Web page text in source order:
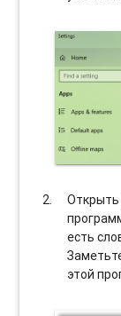
Открыть
есть
этой